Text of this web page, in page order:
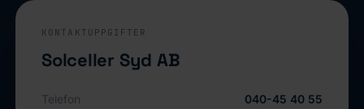
KONTAKTUPPGIFTER
Solceller Syd AB
Telefon
040-45 40 55